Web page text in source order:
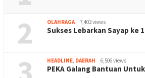
2 OLAHRAGA 7,402 views
Sukses Lebarkan Sayap ke
HEADLINE, DAERAH 6,506 views
PEKA Galang Bantuan